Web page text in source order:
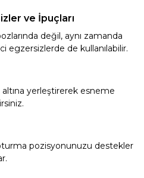
ve İpuçları
değil, aynı zamanda
egzersizlerde de kullanılabilir.
altına yerleştirerek esneme
pozisyonunuzu destekler